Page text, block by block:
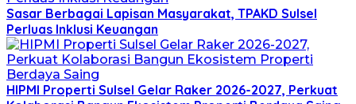
Sasar Berbagai Lapisan Masyarakat, TPAKD Sulsel
Perluas Inklusi Keuangan
HIPMI Properti Sulsel Gelar Raker 2026-2027, Perkuat